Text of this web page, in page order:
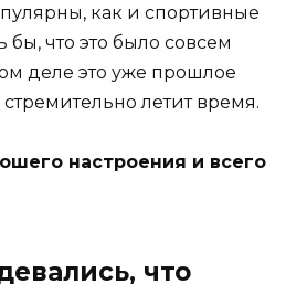
как и спортивные
бы, что это было совсем
деле это уже прошлое
стремительно летит время.
настроения и всего
что